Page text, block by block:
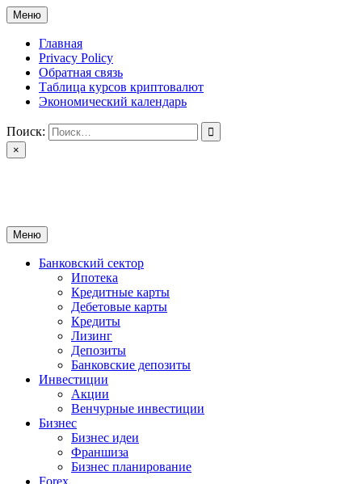
Перейти
к
содержимому
Меню
Главная
Privacy Policy
Обратная связь
Таблица курсов криптовалют
Экономический календарь
Поиск:
×
Меню
Банковский сектор
Ипотека
Кредитные карты
Дебетовые карты
Кредиты
Лизинг
Депозиты
Банковские депозиты
Инвестиции
Акции
Венчурные инвестиции
Бизнес
Бизнес идеи
Франшиза
Бизнес планирование
Forex